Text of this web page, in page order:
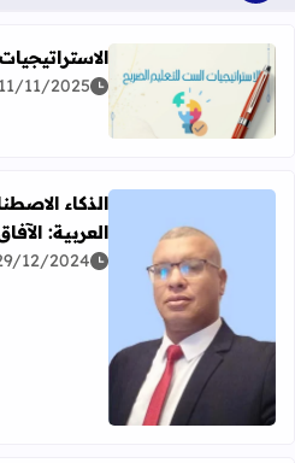
اقرأ المزيد عن
11/11/2025
اقرأ المزيد عن الذكاء
الذكاء
العربية:
12/2024